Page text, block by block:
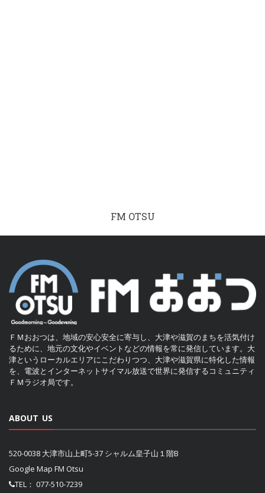
FM OTSU
ＦＭおおつは、地域の安心安全に寄与し、大津や滋賀のまちを活気付け
るために、地元の文化やイベントなどの情報を常に発信しています。大
津というローカルエリアにこだわりつつ、大津や滋賀県に特化した情報
を、電波とインターネットサイマル放送で世界に発信するコミュニティ
ＦＭラジオ局です。
ABOUT US
520-0038 大津市山上町5-37 シャルム皇子山１階B
Google Map FM Otsu
TEL： 077-510-7239